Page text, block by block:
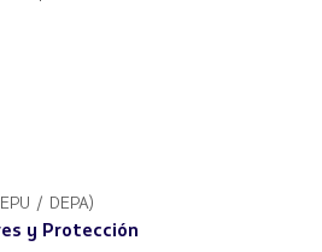
/ DEPA)
y Protección